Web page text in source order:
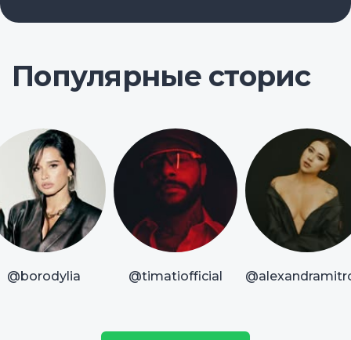
Популярные сторис
@borodylia @timatiofficial